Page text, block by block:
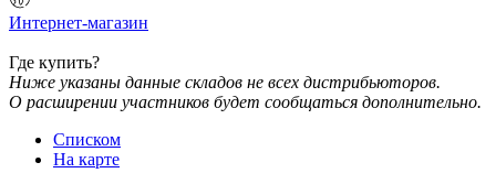
Интернет-магазин
Где купить?
Ниже указаны данные складов не всех дистрибьюторов.
О расширении участников будет сообщаться дополнительно.
Списком
На карте